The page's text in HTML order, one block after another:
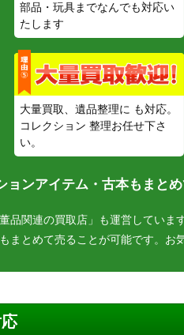
部品・玩具までなんでも対応い
たします
大量買取、遺品整理に も対応。
コレクション 整理お任せ下さ
い。
ョンアイテム・古本もまと
品関連の買取店」も運営していま
まとめて売ることが可能です。お